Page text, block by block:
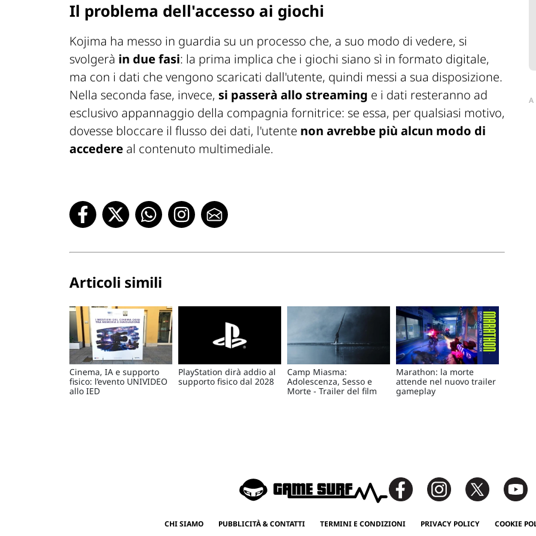
Il problema dell'accesso ai giochi
Kojima ha messo in guardia su un processo che, a suo modo di vedere, si
svolgerà in due fasi: la prima implica che i giochi siano sì in formato digitale,
ma con i dati che vengono scaricati dall'utente, quindi messi a sua disposizione.
Nella seconda fase, invece, si passerà allo streaming e i dati resteranno ad
esclusivo appannaggio della compagnia fornitrice: se essa, per qualsiasi motivo,
dovesse bloccare il flusso dei dati, l'utente non avrebbe più alcun modo di
accedere al contenuto multimediale.
Articoli simili
Cinema, IA e supporto
fisico: l’evento UNIVIDEO
allo IED
PlayStation dirà addio al
supporto fisico dal 2028
Camp Miasma:
Adolescenza, Sesso e
Morte - Trailer del film
Marathon: la morte
attende nel nuovo trailer
gameplay
CHI SIAMO PUBBLICITÀ & CONTATTI TERMINI E CONDIZIONI PRIVACY POLICY COOKIE